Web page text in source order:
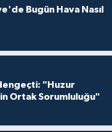
Bugün Hava Nasıl
"Huzur
Ortak Sorumluluğu"